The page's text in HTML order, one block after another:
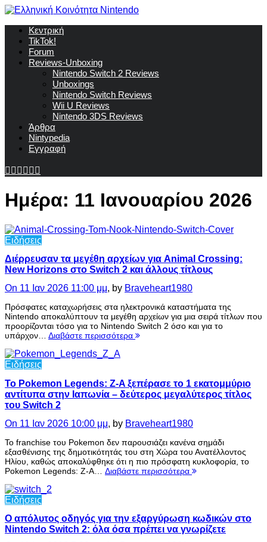
Κεντρική
TikTok!
Forum
Reviews-Unboxing
Nintendo Switch 2 Reviews
Unboxings
Nintendo Switch Reviews
Wii U Reviews
Nintendo 3DS Reviews
Άρθρα
Nintypedia
Εγγραφή
Ημέρα: 11 Ιανουαρίου 2026
Ειδήσεις
Διέρρευσαν τα μεγέθη αρχείων για Animal Crossing:
New Horizons στο Switch 2 και άλλους τίτλους
On 11 Ιαν 2026 11:00 μμ, by Braveheart1980
Πρόσφατες καταχωρήσεις στα ηλεκτρονικά καταστήματα της
Nintendo αποκαλύπτουν τα μεγέθη αρχείων για μια σειρά τίτλων που
προορίζονται τόσο για το Nintendo Switch 2 όσο και για το
υπάρχον… Διαβάστε περισσότερα
Ειδήσεις
Το Pokemon Legends: Z-A ξεπέρασε το 1 εκατομμύριο
αντίτυπα στην Ιαπωνία – δεύτερος μεγαλύτερος τίτλος
του Switch 2
On 11 Ιαν 2026 10:00 μμ, by Braveheart1980
Το franchise του Pokemon δεν παρουσιάζει κανένα σημάδι
εξασθένισης της δημοτικότητάς του στη Χώρα του Ανατέλλοντος
Ηλίου, καθώς αποκαλύφθηκε ότι η πιο πρόσφατη κυκλοφορία, το
Pokemon Legends: Z-A… Διαβάστε περισσότερα
Ειδήσεις
Ο απόλυτος οδηγός για την εξαργύρωση κωδικών στο
Nintendo Switch 2: όλα όσα πρέπει να γνωρίζετε